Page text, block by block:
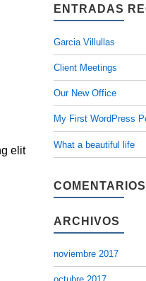
elit
ENTRADAS
Garcia Villullas
Client Meetings
Our New Office
My First WordPress
What a beautiful life
ARCHIVOS
noviembre 2017